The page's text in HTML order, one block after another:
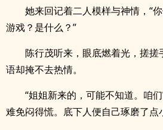
她来回记着二人模样与神情，“
游戏？是什么？”
陈行茂听来，眼底燃着光，搓
语却掩不去热情。
“姐姐新来的，可能不知道。咱
难免闷得慌。底下人便自己琢磨了点